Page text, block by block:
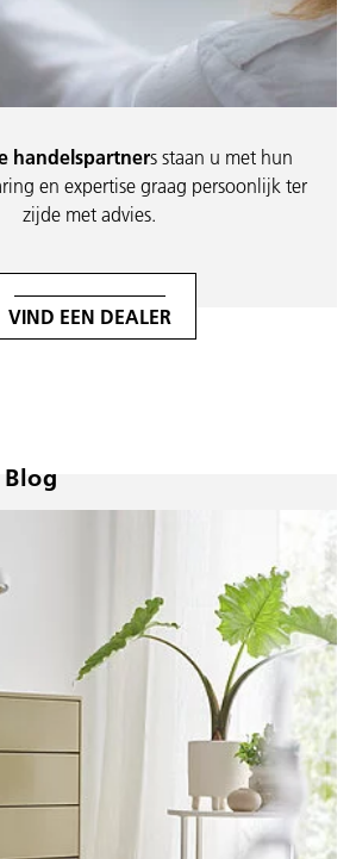
handelspartners staan u met hun
en expertise graag persoonlijk ter
zijde met advies.
VIND EEN DEALER